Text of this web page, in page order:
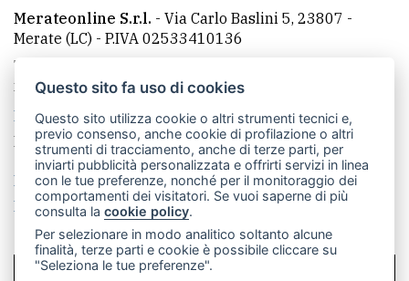
Merateonline S.r.l. - Via Carlo Baslini 5, 23807 -
Merate (LC) - P.IVA 02533410136
Telefono:
mail: redazione@leccoonline.com
La redazione
MerateOnline CasateOnline
RSS
Made by VIP
Privacy policy
Cookie policy
Rivedi le tue scelte sui cookie
SCRIVICI
Questo sito fa uso di cookies
Questo sito utilizza cookie o altri strumenti tecnici e,
previo consenso, anche cookie di profilazione o altri
strumenti di tracciamento, anche di terze parti, per
inviarti pubblicità personalizzata e offrirti servizi in linea
con le tue preferenze, nonché per il monitoraggio dei
comportamenti dei visitatori. Se vuoi saperne di più
consulta lacookie policy.
Per selezionare in modo analitico soltanto alcune
finalità, terze parti e cookie è possibile cliccare su
"Seleziona le tue preferenze".